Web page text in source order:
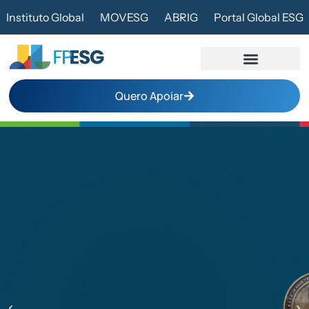
Instituto Global MOVESG ABRIG Portal Global ESG
Quero Apoiar